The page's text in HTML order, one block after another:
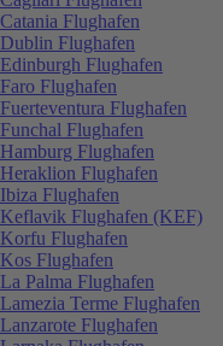
Catania Flughafen
Dublin Flughafen
Edinburgh Flughafen
Faro Flughafen
Fuerteventura Flughafen
Funchal Flughafen
Hamburg Flughafen
Heraklion Flughafen
Ibiza Flughafen
Keflavik Flughafen (KEF)
Korfu Flughafen
Kos Flughafen
La Palma Flughafen
Lamezia Terme Flughafen
Lanzarote Flughafen